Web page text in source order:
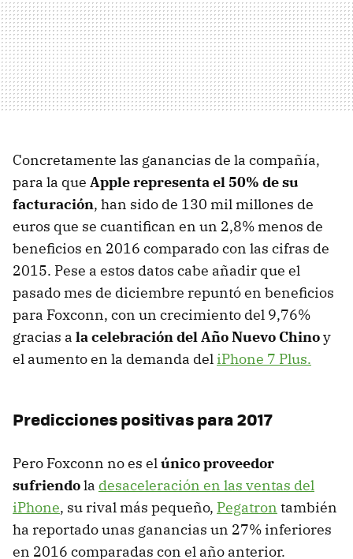
Concretamente las ganancias de la compañía,
para la que Apple representa el 50% de su
facturación, han sido de 130 mil millones de
euros que se cuantifican en un 2,8% menos de
beneficios en 2016 comparado con las cifras de
2015. Pese a estos datos cabe añadir que el
pasado mes de diciembre repuntó en beneficios
para Foxconn, con un crecimiento del 9,76%
gracias a la celebración del Año Nuevo Chinoy
el aumento en la demanda del iPhone 7 Plus.
Predicciones positivas para 2017
Pero Foxconn no es elúnico proveedor
sufriendola desaceleración en las ventas del
iPhone, su rival más pequeño, Pegatron también
ha reportado unas ganancias un 27% inferiores
en 2016 comparadas con el año anterior.